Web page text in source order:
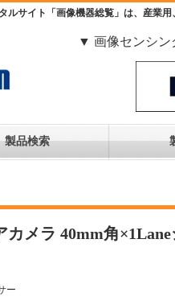
ルサイト「画像機器総覧」は、産業
▼ 画像センシ
製品検索
カメラ 40mm角
ー